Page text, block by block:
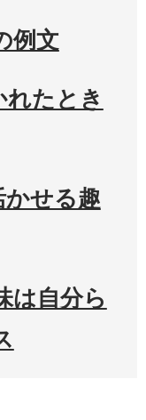
例文
れたとき
かせる趣
は自分ら